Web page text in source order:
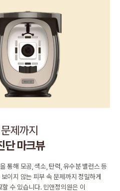
제까지
단 마크뷰
통해 모공, 색소, 탄력, 유수분 밸런스 등
보이지 않는 피부 속 문제까지 정밀하게
할 수 있습니다. 민앤정의원은 이